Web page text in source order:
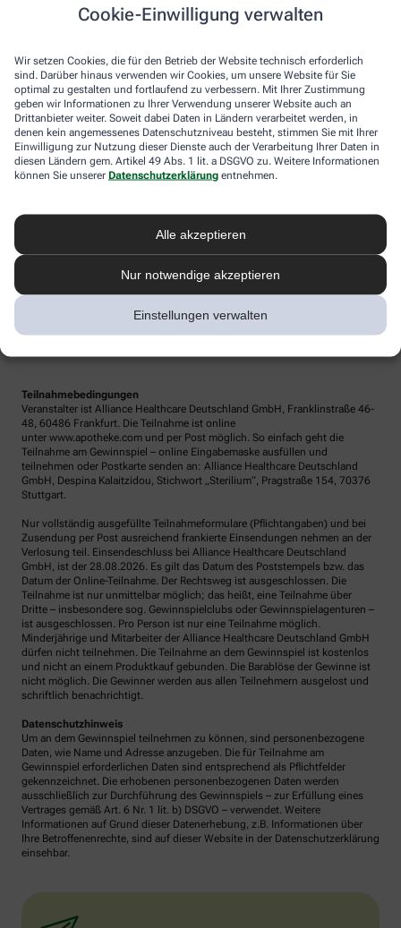
Cookie-Einwilligung verwalten
Wir setzen Cookies, die für den Betrieb der Website technisch erforderlich
sind. Darüber hinaus verwenden wir Cookies, um unsere Website für Sie
optimal zu gestalten und fortlaufend zu verbessern. Mit Ihrer Zustimmung
geben wir Informationen zu Ihrer Verwendung unserer Website auch an
Drittanbieter weiter. Soweit dabei Daten in Ländern verarbeitet werden, in
denen kein angemessenes Datenschutzniveau besteht, stimmen Sie mit Ihrer
Einwilligung zur Nutzung dieser Dienste auch der Verarbeitung Ihrer Daten in
diesen Ländern gem. Artikel 49 Abs. 1 lit. a DSGVO zu. Weitere Informationen
können Sie unserer Datenschutzerklärung entnehmen.
Alle akzeptieren
Nur notwendige akzeptieren
Einstellungen verwalten
Teilnahmebedingungen
Veranstalter ist Alliance Healthcare Deutschland GmbH, Franklinstraße 46-
48, 60486 Frankfurt. Die Teilnahme ist online
unter www.apotheke.com und per Post möglich. So einfach geht die
Teilnahme am Gewinnspiel – online Eingabemaske ausfüllen und
teilnehmen oder Postkarte senden an: Alliance Healthcare Deutschland
GmbH, Despina Kalaitzidou, Stichwort „Sterilium“, Pragstraße 154, 70376
Stuttgart.
Nur vollständig ausgefüllte Teilnahmeformulare (Pflichtangaben) und bei
Zusendung per Post ausreichend frankierte Einsendungen nehmen an der
Verlosung teil. Einsendeschluss bei Alliance Healthcare Deutschland
GmbH, ist der 28.08.2026. Es gilt das Datum des Poststempels bzw. das
Datum der Online-Teilnahme. Der Rechtsweg ist ausgeschlossen. Die
Teilnahme ist nur unmittelbar möglich; das heißt, eine Teilnahme über
Dritte – insbesondere sog. Gewinnspielclubs oder Gewinnspielagenturen –
ist ausgeschlossen. Pro Person ist nur eine Teilnahme möglich.
Minderjährige und Mitarbeiter der Alliance Healthcare Deutschland GmbH
dürfen nicht teilnehmen. Die Teilnahme an dem Gewinnspiel ist kostenlos
und nicht an einem Produktkauf gebunden. Die Barablöse der Gewinne ist
nicht möglich. Die Gewinner werden aus allen Teilnehmern ausgelost und
schriftlich benachrichtigt.
Datenschutzhinweis
Um an dem Gewinnspiel teilnehmen zu können, sind personenbezogene
Daten, wie Name und Adresse anzugeben. Die für Teilnahme am
Gewinnspiel erforderlichen Daten sind entsprechend als Pflichtfelder
gekennzeichnet. Die erhobenen personenbezogenen Daten werden
ausschließlich zur Durchführung des Gewinnspiels – zur Erfüllung eines
Vertrages gemäß Art. 6 Nr. 1 lit. b) DSGVO – verwendet. Weitere
Informationen auf Grund dieser Datenerhebung, z.B. Informationen über
Ihre Betroffenenrechte, sind auf dieser Website in der Datenschutzerklärung
einsehbar.